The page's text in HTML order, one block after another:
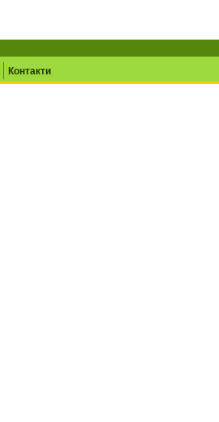
Контакти